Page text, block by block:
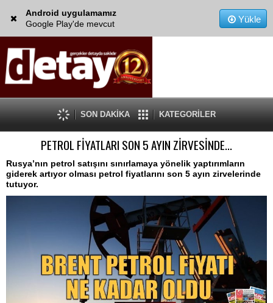
Android uygulamamız
Google Play'de mevcut
Yükle
SON DAKİKA KATEGORİLER
PETROL FİYATLARI SON 5 AYIN ZİRVESİNDE...
Rusya’nın petrol satışını sınırlamaya yönelik yaptırımların
giderek artıyor olması petrol fiyatlarını son 5 ayın zirvelerinde
tutuyor.